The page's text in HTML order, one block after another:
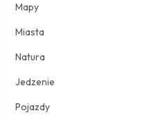
Mapy
Miasta
Natura
Jedzenie
Pojazdy